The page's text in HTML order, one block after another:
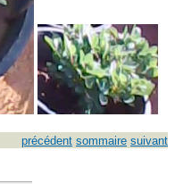
précédent sommaire suivant